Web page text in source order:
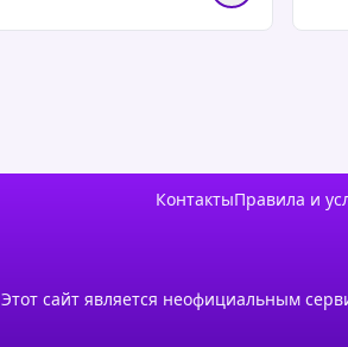
КонтактыПравила и
Этот сайт является неофициальным